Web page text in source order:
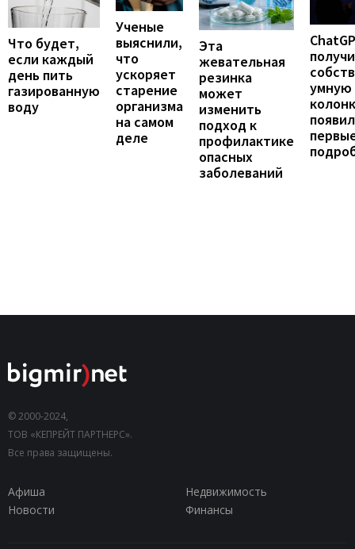
Что будет,
если каждый
день пить
газированную
воду
Ученые
выяснили,
что
ускоряет
старение
организма
на самом
деле
Эта
жевательная
резинка
может
изменить
подход к
профилактике
опасных
заболеваний
умную
© 2000-2024,
ТОВ «КЕПРЕЙТ ПАРТНЕРС».
Все права защищены.
Афиша
Недвижимость
Новости
Финансы